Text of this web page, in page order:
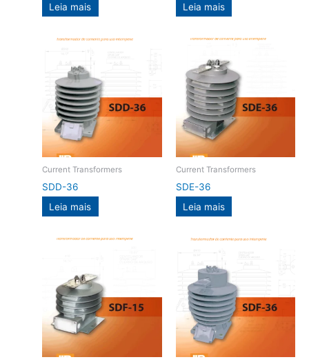
Leia mais
Leia mais
Current Transformers
SDD-36
Leia mais
Current Transformers
SDE-36
Leia mais